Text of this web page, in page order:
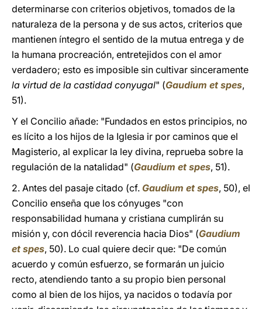
determinarse con criterios objetivos, tomados de la
naturaleza de la persona y de sus actos, criterios que
mantienen íntegro el sentido de la mutua entrega y de
la humana procreación, entretejidos con el amor
verdadero; esto es imposible sin cultivar sinceramente
la virtud de la castidad conyugal" (Gaudium et spes,
51).
Y el Concilio añade: "Fundados en estos principios, no
es lícito a los hijos de la Iglesia ir por caminos que el
Magisterio, al explicar la ley divina, reprueba sobre la
regulación de la natalidad" (Gaudium et spes, 51).
2. Antes del pasaje citado (cf. Gaudium et spes, 50), el
Concilio enseña que los cónyuges "con
responsabilidad humana y cristiana cumplirán su
misión y, con dócil reverencia hacia Dios" (Gaudium
et spes, 50). Lo cual quiere decir que: "De común
acuerdo y común esfuerzo, se formarán un juicio
recto, atendiendo tanto a su propio bien personal
como al bien de los hijos, ya nacidos o todavía por